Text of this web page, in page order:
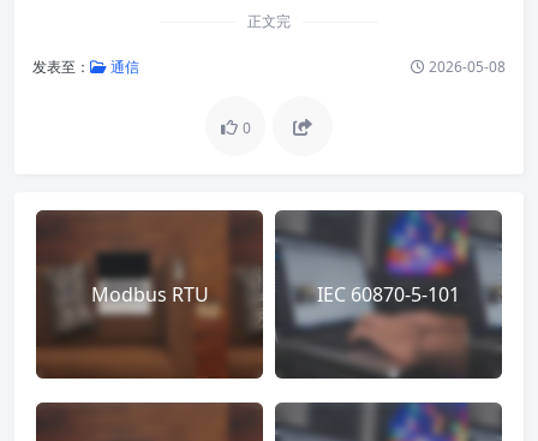
正文完
发表至： 通信 2026-05-08
0
Modbus RTU IEC 60870-5-101